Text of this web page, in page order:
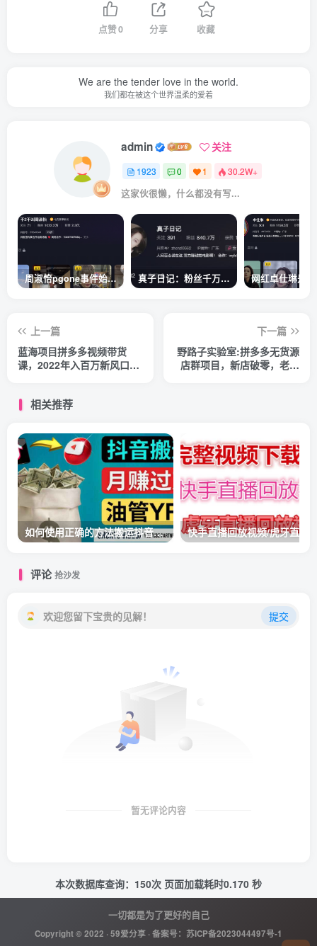
点赞0 分享 收藏
We are the tender love in the world.
我们都在被这个世界温柔的爱着
admin 关注
1923 0 1 30.2W+
这家伙很懒，什么都没有写...
周淑怡pgone事件始末，周淑怡现状 真子日记：粉丝千万的真子日记是最懂反转的网红吗？
上一篇
蓝海项目拼多多视频带货
课，2022年入百万新风口
下一篇
野路子实验室:拼多多无货源
店群项目，新店破零，老店
相关推荐
如何使用正确的方法搬运抖音视频到YouTube Shorts，月赚过万
评论抢沙发
欢迎您留下宝贵的见解！ 提交
暂无评论内容
本次数据库查询：150次 页面加载耗时0.170 秒
一切都是为了更好的自己
Copyright © 2022 ·59爱分享 · 备案号： 苏ICP备2023044497号-1